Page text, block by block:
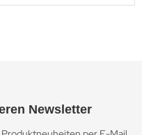
Newsletter